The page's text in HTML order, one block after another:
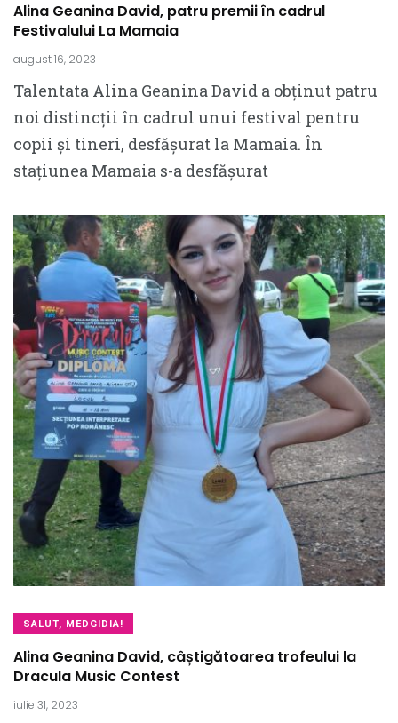
Alina Geanina David, patru premii în cadrul
Festivalului La Mamaia
august 16, 2023
Talentata Alina Geanina David a obținut patru
noi distincții în cadrul unui festival pentru
copii și tineri, desfășurat la Mamaia. În
stațiunea Mamaia s-a desfășurat
SALUT, MEDGIDIA!
Alina Geanina David, câștigătoarea trofeului la
Dracula Music Contest
iulie 31, 2023